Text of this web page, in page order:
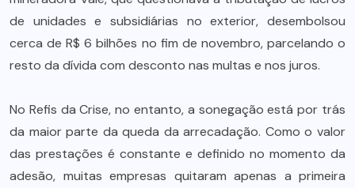
de unidades e subsidiárias no exterior, desembolsou
cerca de R$ 6 bilhões no fim de novembro, parcelando o
resto da dívida com desconto nas multas e nos juros.
No Refis da Crise, no entanto, a sonegação está por trás
da maior parte da queda da arrecadação. Como o valor
das prestações é constante e definido no momento da
adesão, muitas empresas quitaram apenas a primeira